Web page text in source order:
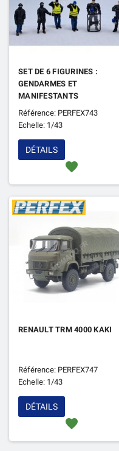
SET DE 6 FIGURINES :
GENDARMES ET
MANIFESTANTS
Référence: PERFEX743
Echelle: 1/43
favorite
DÉTAILS
RENAULT TRM 4000 KAKI
Référence: PERFEX747
Echelle: 1/43
favorite
DÉTAILS